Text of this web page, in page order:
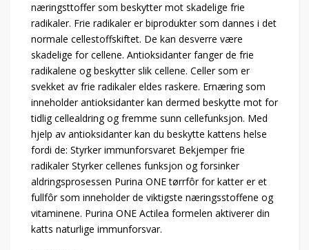
næringsttoffer som beskytter mot skadelige frie
radikaler. Frie radikaler er biprodukter som dannes i det
normale cellestoffskiftet. De kan desverre være
skadelige for cellene. Antioksidanter fanger de frie
radikalene og beskytter slik cellene. Celler som er
svekket av frie radikaler eldes raskere. Ernæring som
inneholder antioksidanter kan dermed beskytte mot for
tidlig cellealdring og fremme sunn cellefunksjon. Med
hjelp av antioksidanter kan du beskytte kattens helse
fordi de: Styrker immunforsvaret Bekjemper frie
radikaler Styrker cellenes funksjon og forsinker
aldringsprosessen Purina ONE tørrfôr for katter er et
fullfôr som inneholder de viktigste næringsstoffene og
vitaminene. Purina ONE Actilea formelen aktiverer din
katts naturlige immunforsvar.